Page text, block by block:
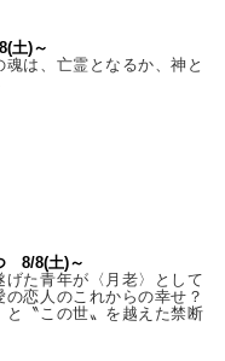
土)～
魂は、亡霊となるか、神と
8/8(土)～
げた青年が〈月老〉として
恋人のこれからの幸せ？
と〝この世〟を越えた禁断